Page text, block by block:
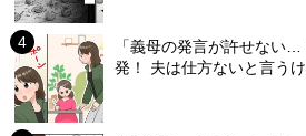
「義母の発言が許せない
発！ 夫は仕方ないと言う